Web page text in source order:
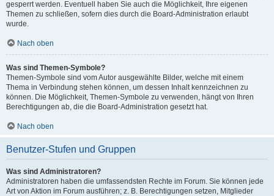
gesperrt werden. Eventuell haben Sie auch die Möglichkeit, Ihre eigenen
Themen zu schließen, sofern dies durch die Board-Administration erlaubt
wurde.
Nach oben
Was sind Themen-Symbole?
Themen-Symbole sind vom Autor ausgewählte Bilder, welche mit einem
Thema in Verbindung stehen können, um dessen Inhalt kennzeichnen zu
können. Die Möglichkeit, Themen-Symbole zu verwenden, hängt von Ihren
Berechtigungen ab, die die Board-Administration gesetzt hat.
Nach oben
Benutzer-Stufen und Gruppen
Was sind Administratoren?
Administratoren haben die umfassendsten Rechte im Forum. Sie können jede
Art von Aktion im Forum ausführen; z. B. Berechtigungen setzen, Mitglieder